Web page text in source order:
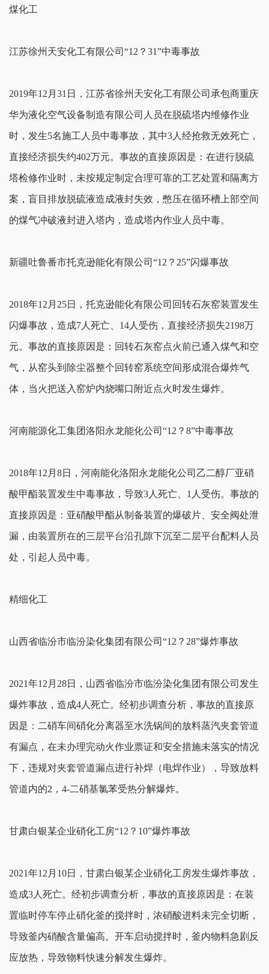
煤化工
江苏徐州天安化工有限公司“12？31”中毒事故
2019年12月31日，江苏省徐州天安化工有限公司承包商重庆
华为液化空气设备制造有限公司人员在脱硫塔内维修作业
时，发生5名施工人员中毒事故，其中3人经抢救无效死亡，
直接经济损失约402万元。事故的直接原因是：在进行脱硫
塔检修作业时，未按规定制定合理可靠的工艺处置和隔离方
案，盲目排放脱硫液造成液封失效，憋压在循环槽上部空间
的煤气冲破液封进入塔内，造成塔内作业人员中毒。
新疆吐鲁番市托克逊能化有限公司“12？25”闪爆事故
2018年12月25日，托克逊能化有限公司回转石灰窑装置发生
闪爆事故，造成7人死亡、14人受伤，直接经济损失2198万
元。事故的直接原因是：回转石灰窑点火前已通入煤气和空
气，从窑头到除尘器整个回转窑系统空间形成混合爆炸气
体，当火把送入窑炉内烧嘴口附近点火时发生爆炸。
河南能源化工集团洛阳永龙能化公司“12？8”中毒事故
2018年12月8日，河南能化洛阳永龙能化公司乙二醇厂亚硝
酸甲酯装置发生中毒事故，导致3人死亡、1人受伤。事故的
直接原因是：亚硝酸甲酯从制备装置的爆破片、安全阀处泄
漏，由装置所在的三层平台沿孔隙下沉至二层平台配料人员
处，引起人员中毒。
精细化工
山西省临汾市临汾染化集团有限公司“12？28”爆炸事故
2021年12月28日，山西省临汾市临汾染化集团有限公司发生
爆炸事故，造成4人死亡。经初步调查分析，事故的直接原
因是：二硝车间硝化分离器至水洗锅间的放料蒸汽夹套管道
有漏点，在未办理完动火作业票证和安全措施未落实的情况
下，违规对夹套管道漏点进行补焊（电焊作业），导致放料
管道内的2，4-二硝基氯苯受热分解爆炸。
甘肃白银某企业硝化工房“12？10”爆炸事故
2021年12月10日，甘肃白银某企业硝化工房发生爆炸事故，
造成3人死亡。经初步调查分析，事故的直接原因是：在装
置临时停车停止硝化釜的搅拌时，浓硝酸进料未完全切断，
导致釜内硝酸含量偏高。开车启动搅拌时，釜内物料急剧反
应放热，导致物料快速分解发生爆炸。